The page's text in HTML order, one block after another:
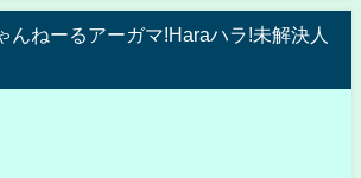
んねーるアーガマ!Haraハラ!未解決人